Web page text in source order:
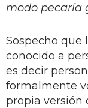
modo pecaría
Sospecho que
conocido a
es decir
formalmente
propia versión